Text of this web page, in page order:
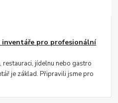
inventáře pro profesionální
restauraci, jídelnu nebo gastro
je základ. Připravili jsme pro